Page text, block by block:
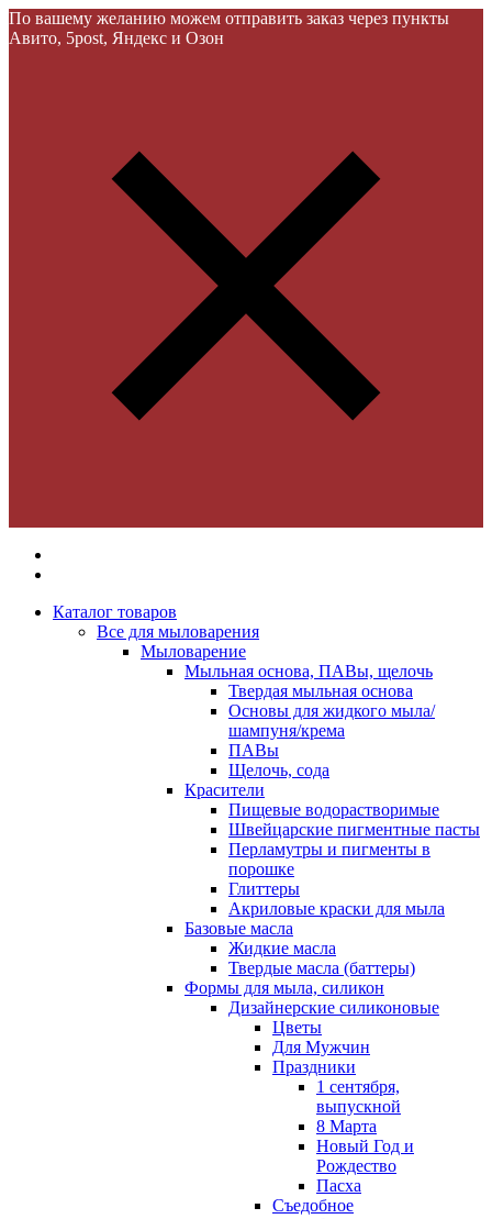
По вашему желанию можем отправить заказ через пункты
Авито, 5post, Яндекс и Озон
Каталог товаров
Все для мыловарения
Мыловарение
Мыльная основа, ПАВы, щелочь
Твердая мыльная основа
Основы для жидкого мыла/
шампуня/крема
ПАВы
Щелочь, сода
Красители
Пищевые водорастворимые
Швейцарские пигментные пасты
Перламутры и пигменты в
порошке
Глиттеры
Акриловые краски для мыла
Базовые масла
Жидкие масла
Твердые масла (баттеры)
Формы для мыла, силикон
Дизайнерские силиконовые
Цветы
Для Мужчин
Праздники
1 сентября,
выпускной
8 Марта
Новый Год и
Рождество
Пасха
Съедобное